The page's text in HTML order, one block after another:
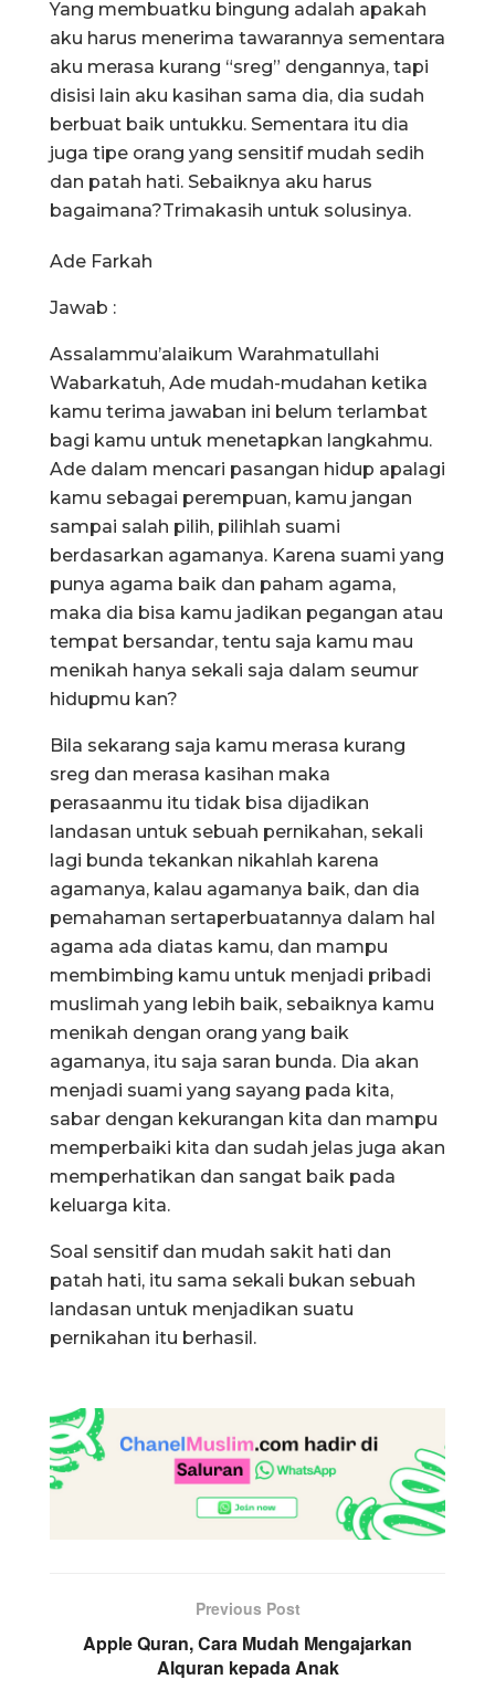
Yang membuatku bingung adalah apakah
aku harus menerima tawarannya sementara
aku merasa kurang “sreg” dengannya, tapi
disisi lain aku kasihan sama dia, dia sudah
berbuat baik untukku. Sementara itu dia
juga tipe orang yang sensitif mudah sedih
dan patah hati. Sebaiknya aku harus
bagaimana?Trimakasih untuk solusinya.
Ade Farkah
Jawab :
Assalammu’alaikum Warahmatullahi
Wabarkatuh, Ade mudah-mudahan ketika
kamu terima jawaban ini belum terlambat
bagi kamu untuk menetapkan langkahmu.
Ade dalam mencari pasangan hidup apalagi
kamu sebagai perempuan, kamu jangan
sampai salah pilih, pilihlah suami
berdasarkan agamanya. Karena suami yang
punya agama baik dan paham agama,
maka dia bisa kamu jadikan pegangan atau
tempat bersandar, tentu saja kamu mau
menikah hanya sekali saja dalam seumur
hidupmu kan?
Bila sekarang saja kamu merasa kurang
sreg dan merasa kasihan maka
perasaanmu itu tidak bisa dijadikan
landasan untuk sebuah pernikahan, sekali
lagi bunda tekankan nikahlah karena
agamanya, kalau agamanya baik, dan dia
pemahaman sertaperbuatannya dalam hal
agama ada diatas kamu, dan mampu
membimbing kamu untuk menjadi pribadi
muslimah yang lebih baik, sebaiknya kamu
menikah dengan orang yang baik
agamanya, itu saja saran bunda. Dia akan
menjadi suami yang sayang pada kita,
sabar dengan kekurangan kita dan mampu
memperbaiki kita dan sudah jelas juga akan
memperhatikan dan sangat baik pada
keluarga kita.
Soal sensitif dan mudah sakit hati dan
patah hati, itu sama sekali bukan sebuah
landasan untuk menjadikan suatu
pernikahan itu berhasil.
Previous Post
Apple Quran, Cara Mudah Mengajarkan
Alquran kepada Anak